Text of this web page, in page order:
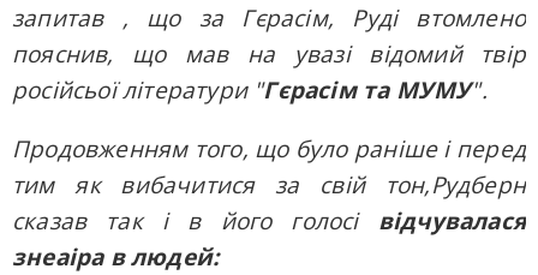
запитав , що за Гєрасім, Руді втомлено
пояснив, що мав на увазі відомий твір
російсьої літератури "Гєрасім та МУМУ".
Продовженням того, що було раніше і перед
тим як вибачитися за свій тон,Рудберн
сказав так і в його голосі відчувалася
знеаіра в людей: